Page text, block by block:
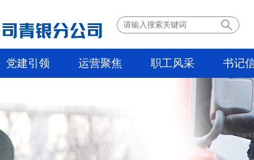
党建引领 运营聚焦 职工风采 书记